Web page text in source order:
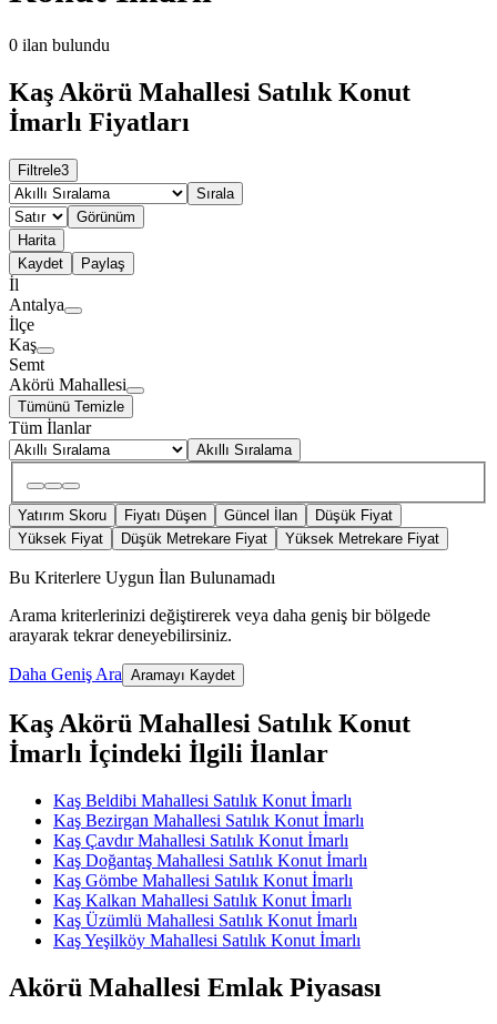
0 ilan bulundu
Kaş Akörü Mahallesi Satılık Konut
İmarlı Fiyatları
Filtrele3
Sırala
Görünüm
Harita
Kaydet
Paylaş
İl
Antalya
İlçe
Kaş
Semt
Akörü Mahallesi
Tümünü Temizle
Tüm İlanlar
Akıllı Sıralama
Yatırım Skoru Fiyatı Düşen Güncel İlan
Düşük Fiyat
Yüksek Fiyat
Düşük Metrekare Fiyat Yüksek Metrekare Fiyat
Bu Kriterlere Uygun İlan Bulunamadı
Arama kriterlerinizi değiştirerek veya daha geniş bir bölgede
arayarak tekrar deneyebilirsiniz.
Daha Geniş Ara Aramayı Kaydet
Kaş Akörü Mahallesi Satılık Konut
İmarlı İçindeki İlgili İlanlar
Kaş Beldibi Mahallesi Satılık Konut İmarlı
Kaş Bezirgan Mahallesi Satılık Konut İmarlı
Kaş Çavdır Mahallesi Satılık Konut İmarlı
Kaş Doğantaş Mahallesi Satılık Konut İmarlı
Kaş Gömbe Mahallesi Satılık Konut İmarlı
Kaş Kalkan Mahallesi Satılık Konut İmarlı
Kaş Üzümlü Mahallesi Satılık Konut İmarlı
Kaş Yeşilköy Mahallesi Satılık Konut İmarlı
Akörü Mahallesi Emlak Piyasası